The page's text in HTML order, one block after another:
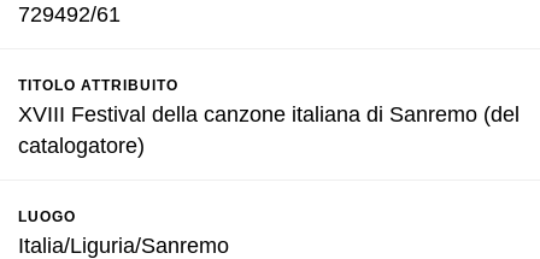
729492/61
TITOLO ATTRIBUITO
XVIII Festival della canzone italiana di Sanremo (del
catalogatore)
LUOGO
Italia/Liguria/Sanremo